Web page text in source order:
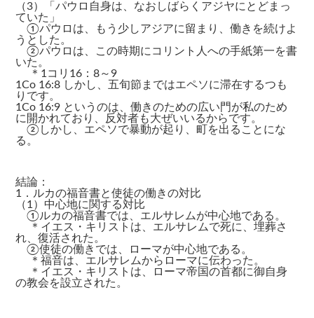
（3）「パウロ自身は、なおしばらくアジヤにとどまっ
ていた」
①パウロは、もう少しアジアに留まり、働きを続けよ
うとした。
②パウロは、この時期にコリント人への手紙第一を書
いた。
＊1コリ16：8～9
1Co 16:8 しかし、五旬節まではエペソに滞在するつも
りです。
1Co 16:9 というのは、働きのための広い門が私のため
に開かれており、反対者も大ぜいいるからです。
②しかし、エペソで暴動が起り、町を出ることにな
る。
結論：
1．ルカの福音書と使徒の働きの対比
（1）中心地に関する対比
①ルカの福音書では、エルサレムが中心地である。
＊イエス・キリストは、エルサレムで死に、埋葬さ
れ、復活された。
②使徒の働きでは、ローマが中心地である。
＊福音は、エルサレムからローマに伝わった。
＊イエス・キリストは、ローマ帝国の首都に御自身
の教会を設立された。